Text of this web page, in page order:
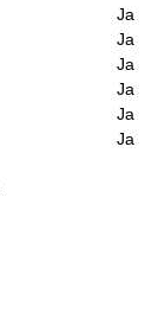
Ja
Ja
Ja
Ja
Ja
Ja